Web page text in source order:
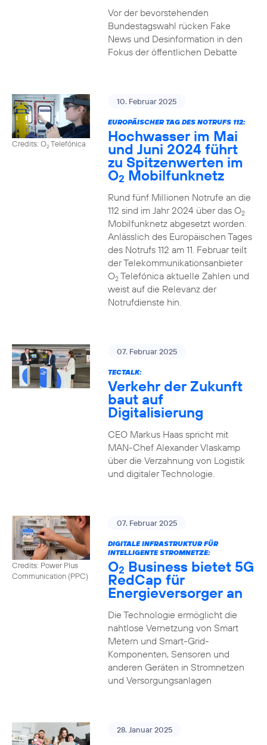
Vor der bevorstehenden
Bundestagswahl rücken Fake
News und Desinformation in den
Fokus der öffentlichen Debatte
Credits: O2Telefónica
10. Februar 2025
EUROPÄISCHER TAG DES NOTRUFS 112:
Hochwasser im Mai
und Juni 2024 führt
zu Spitzenwerten im
O2 Mobilfunknetz
Rund fünf Millionen Notrufe an die
112 sind im Jahr 2024 über das O2
Mobilfunknetz abgesetzt worden.
Anlässlich des Europäischen Tages
des Notrufs 112 am 11. Februar teilt
der Telekommunikationsanbieter
O2Telefónica aktuelle Zahlen und
weist auf die Relevanz der
Notrufdienste hin.
07. Februar 2025
TECTALK:
Verkehr der Zukunft
baut auf
Digitalisierung
CEO Markus Haas spricht mit
MAN-Chef Alexander Vlaskamp
über die Verzahnung von Logistik
und digitaler Technologie.
Credits: Power Plus
Communication (PPC)
07. Februar 2025
DIGITALE INFRASTRUKTUR FÜR
INTELLIGENTE STROMNETZE:
O2 Business bietet 5G
RedCap für
Energieversorger an
Die Technologie ermöglicht die
nahtlose Vernetzung von Smart
Metern und Smart-Grid-
Komponenten, Sensoren und
anderen Geräten in Stromnetzen
und Versorgungsanlagen
28. Januar 2025